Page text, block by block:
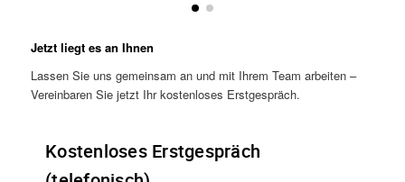
Jetzt liegt es an Ihnen
Lassen Sie uns gemeinsam an und mit Ihrem Team arbeiten –
Vereinbaren Sie jetzt Ihr kostenloses Erstgespräch.